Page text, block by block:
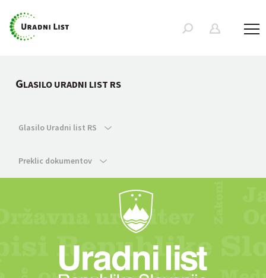
GLASILO URADNI LIST RS
Glasilo Uradni list RS
Preklic dokumentov